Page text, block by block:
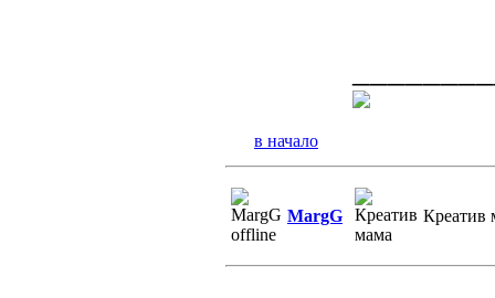
в начало
MargG Креатив